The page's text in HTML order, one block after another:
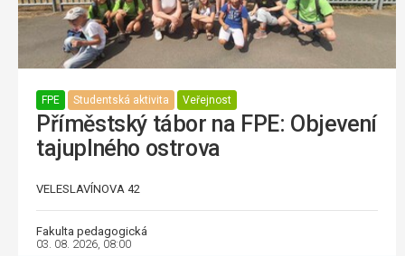
FPE Studentská aktivita Veřejnost
Příměstský tábor na FPE: Objevení
tajuplného ostrova
VELESLAVÍNOVA 42
Fakulta pedagogická
03. 08. 2026, 08:00